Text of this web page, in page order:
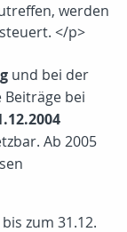
werden
</p>
und bei der
Beiträge bei
Ab 2005
zum 31.12.